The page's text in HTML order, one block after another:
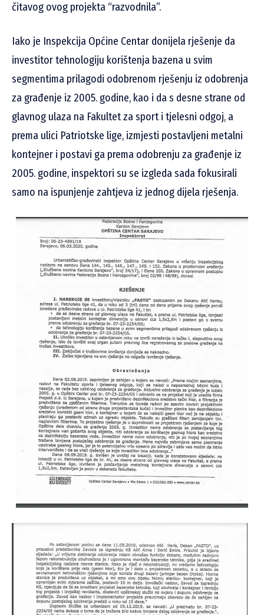
čitavog ovog projekta “razvodnila”.
Iako je Inspekcija Općine Centar donijela rješenje da
investitor tehnologiju korištenja bazena u svim
segmentima prilagodi odobrenom rješenju iz odobrenja
za građenje iz 2005. godine, kao i da s desne strane od
glavnog ulaza na Fakultet za sport i tjelesni odgoj, a
prema ulici Patriotske lige, izmjesti postavljeni metalni
kontejner i postavi ga prema odobrenju za građenje iz
2005. godine, inspektori su se izgleda sada fokusirali
samo na ispunjenje zahtjeva iz jednog dijela rješenja.